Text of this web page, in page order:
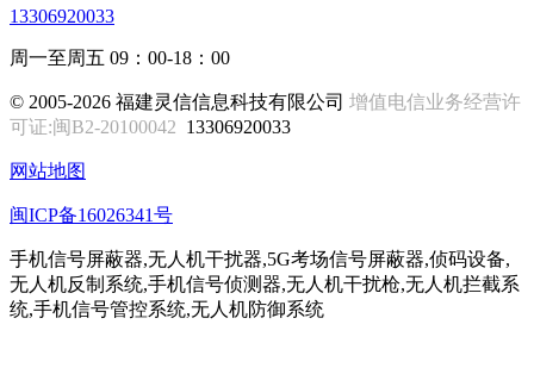
13306920033
周一至周五 09：00-18：00
© 2005-2026 福建灵信信息科技有限公司 增值电信业务经营许
可证:闽B2-20100042 13306920033
网站地图
闽ICP备16026341号
手机信号屏蔽器,无人机干扰器,5G考场信号屏蔽器,侦码设备,
无人机反制系统,手机信号侦测器,无人机干扰枪,无人机拦截系
统,手机信号管控系统,无人机防御系统